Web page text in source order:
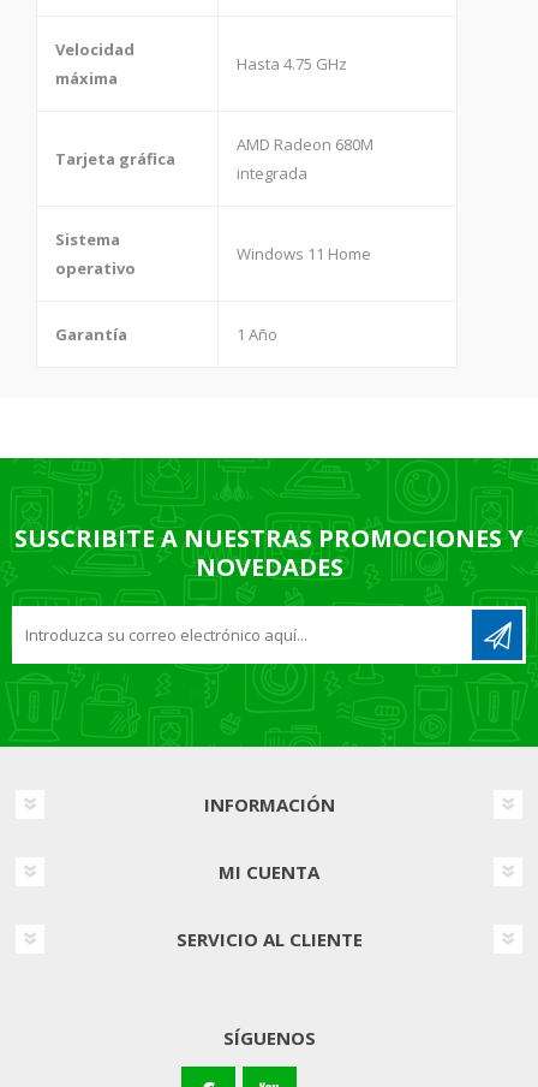
Velocidad
máxima
Hasta 4.75 GHz
Tarjeta gráfica
AMD Radeon 680M
integrada
Sistema
operativo
Windows 11 Home
Garantía 1 Año
SUSCRIBITE A NUESTRAS PROMOCIONES Y
NOVEDADES
INFORMACIÓN
MI CUENTA
SERVICIO AL CLIENTE
SÍGUENOS